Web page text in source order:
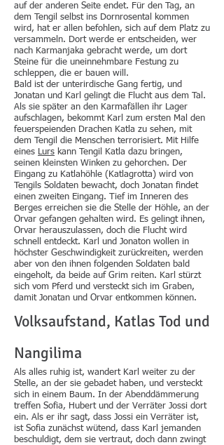
auf der anderen Seite endet. Für den Tag, an
dem Tengil selbst ins Dornrosental kommen
wird, hat er allen befohlen, sich auf dem Platz zu
versammeln. Dort werde er entscheiden, wer
nach Karmanjaka gebracht werde, um dort
Steine ​​für die uneinnehmbare Festung zu
schleppen, die er bauen will.
Bald ist der unterirdische Gang fertig, und
Jonatan und Karl gelingt die Flucht aus dem Tal.
Als sie später an den Karmafällen ihr Lager
aufschlagen, bekommt Karl zum ersten Mal den
feuerspeienden Drachen Katla zu sehen, mit
dem Tengil die Menschen terrorisiert. Mit Hilfe
eines Lurs kann Tengil Katla dazu bringen,
seinen kleinsten Winken zu gehorchen. Der
Eingang zu Katlahöhle (Katlagrotta) wird von
Tengils Soldaten bewacht, doch Jonatan findet
einen zweiten Eingang. Tief im Inneren des
Berges erreichen sie die Stelle der Höhle, an der
Orvar gefangen gehalten wird. Es gelingt ihnen,
Orvar herauszulassen, doch die Flucht wird
schnell entdeckt. Karl und Jonaton wollen in
höchster Geschwindigkeit zurückreiten, werden
aber von den ihnen folgenden Soldaten bald
eingeholt, da beide auf Grim reiten. Karl stürzt
sich vom Pferd und versteckt sich im Graben,
damit Jonatan und Orvar entkommen können.
Volksaufstand, Katlas Tod und
Nangilima
Als alles ruhig ist, wandert Karl weiter zu der
Stelle, an der sie gebadet haben, und versteckt
sich in einem Baum. In der Abenddämmerung
treffen Sofia, Hubert und der Verräter Jossi dort
ein. Als er ihr sagt, dass Jossi ein Verräter ist,
ist Sofia zunächst wütend, dass Karl jemanden
beschuldigt, dem sie vertraut, doch dann zwingt